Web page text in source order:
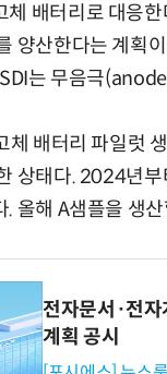
체 배터리로 대응
양산한다는 계획
는 무음극
체 배터리 파일럿
상태다. 2024년
올해 A샘플을 생
전자문서·전자
계획 공시